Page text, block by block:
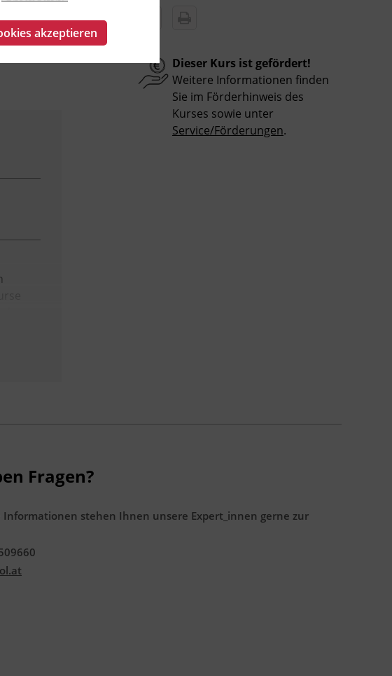
30 %
Dieser Kurs ist gefördert!
Weitere Informationen finden
Sie im Förderhinweis des
Kurses sowie unter
Service/Förderungen.
Fragen?
Informationen stehen Ihnen unsere Expert_innen gerne zur
akzeptieren